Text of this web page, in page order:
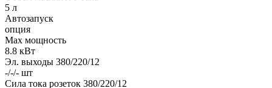
5 л
Автозапуск
опция
Max мощность
8.8 кВт
Эл. выходы 380/220/12
-/-/- шт
Сила тока розеток 380/220/12